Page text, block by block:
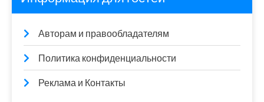
Авторам и правообладателям
Политика конфиденциальности
Реклама и Контакты